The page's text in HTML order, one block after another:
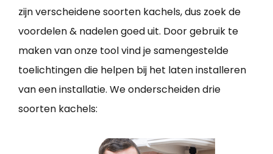
zijn verscheidene soorten kachels, dus zoek de
voordelen & nadelen goed uit. Door gebruik te
maken van onze tool vind je samengestelde
toelichtingen die helpen bij het laten installeren
van een installatie. We onderscheiden drie
soorten kachels: